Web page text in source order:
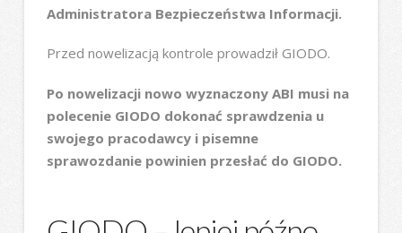
Administratora Bezpieczeństwa Informacji.
Przed nowelizacją kontrole prowadził GIODO.
Po nowelizacji nowo wyznaczony ABI musi na
polecenie GIODO dokonać sprawdzenia u
swojego pracodawcy i pisemne
sprawozdanie powinien przesłać do GIODO.